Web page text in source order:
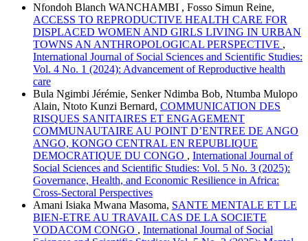
Nfondoh Blanch WANCHAMBI , Fosso Simun Reine,
ACCESS TO REPRODUCTIVE HEALTH CARE FOR
DISPLACED WOMEN AND GIRLS LIVING IN URBAN
TOWNS AN ANTHROPOLOGICAL PERSPECTIVE ,
International Journal of Social Sciences and Scientific Studies:
Vol. 4 No. 1 (2024): Advancement of Reproductive health
care
Bula Ngimbi Jérémie, Senker Ndimba Bob, Ntumba Mulopo
Alain, Ntoto Kunzi Bernard, COMMUNICATION DES
RISQUES SANITAIRES ET ENGAGEMENT
COMMUNAUTAIRE AU POINT D’ENTREE DE ANGO
ANGO, KONGO CENTRAL EN REPUBLIQUE
DEMOCRATIQUE DU CONGO , International Journal of
Social Sciences and Scientific Studies: Vol. 5 No. 3 (2025):
Governance, Health, and Economic Resilience in Africa:
Cross-Sectoral Perspectives
Amani Isiaka Mwana Masoma, SANTE MENTALE ET LE
BIEN-ETRE AU TRAVAIL CAS DE LA SOCIETE
VODACOM CONGO , International Journal of Social